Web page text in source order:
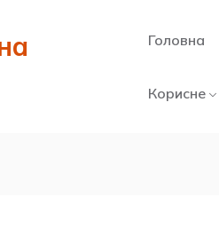
Головна
Корисне